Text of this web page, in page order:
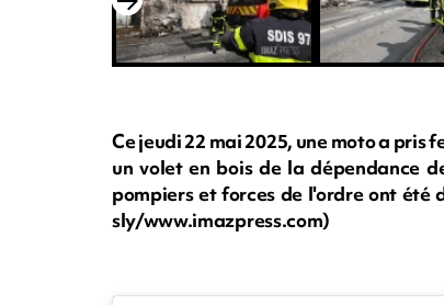
Ce jeudi 22 mai 2025, une moto a pris
un volet en bois de la dépendance
pompiers et forces de l'ordre ont été
sly/www.imazpress.com)